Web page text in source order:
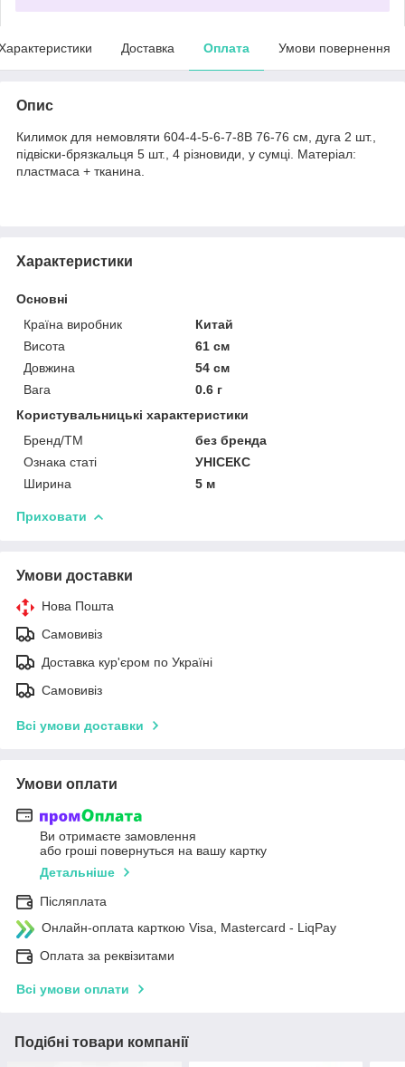
Доставка Оплата Умови повернення
Опис
Килимок для немовляти 604-4-5-6-7-8B 76-76 см, дуга 2 шт.,
підвіски-брязкальця 5 шт., 4 різновиди, у сумці. Матеріал:
пластмаса + тканина.
Характеристики
Основні
Країна виробник
Китай
Висота
61 см
Довжина
54 см
Вага
0.6 г
Користувальницькі характеристики
Бренд/ТМ
без бренда
Ознака статі
УНІСЕКС
Ширина
5 м
Приховати
Умови доставки
Нова Пошта
Самовивіз
Доставка кур'єром по Україні
Самовивіз
Всі умови доставки
Умови оплати
Ви отримаєте замовлення
або гроші повернуться на вашу картку
Детальніше
Післяплата
Онлайн-оплата карткою Visa, Mastercard - LiqPay
Оплата за реквізитами
Всі умови оплати
Подібні товари компанії